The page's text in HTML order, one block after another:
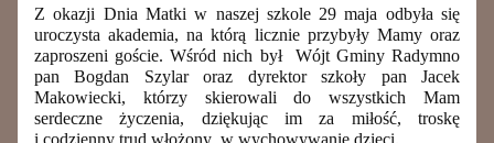
Z okazji Dnia Matki w naszej szkole 29 maja odbyła się
uroczysta akademia, na którą licznie przybyły Mamy oraz
zaproszeni goście. Wśród nich był Wójt Gminy Radymno
pan Bogdan Szylar oraz dyrektor szkoły pan Jacek
Makowiecki, którzy skierowali do wszystkich Mam
serdeczne życzenia, dziękując im za miłość, troskę
i codzienny trud włożony w wychowywanie dzieci.